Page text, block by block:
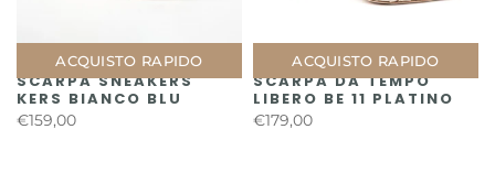
ACQUISTO RAPIDO
SCARPA SNEAKERS
KERS BIANCO BLU
€159,00
ACQUISTO RAPIDO
SCARPA DA TEMPO
LIBERO BE 11 PLATINO
€179,00